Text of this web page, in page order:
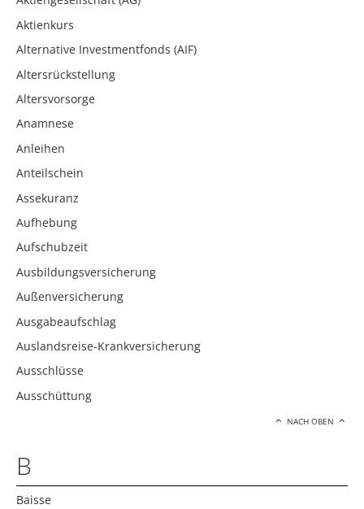
Aktienkurs
Alternative Investmentfonds (AIF)
Altersrückstellung
Altersvorsorge
Anamnese
Anleihen
Anteilschein
Assekuranz
Aufhebung
Aufschubzeit
Ausbildungsversicherung
Außenversicherung
Ausgabeaufschlag
Auslandsreise-Krankversicherung
Ausschlüsse
Ausschüttung
NACH OBEN
B
Baisse